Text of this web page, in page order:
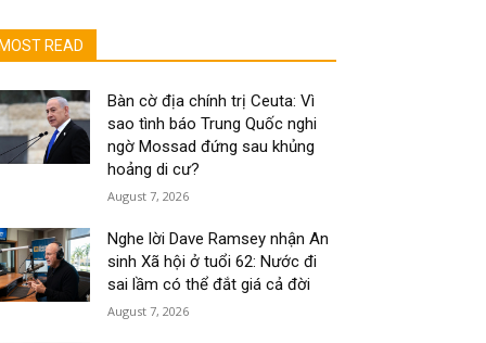
MOST READ
Bàn cờ địa chính trị Ceuta: Vì
sao tình báo Trung Quốc nghi
ngờ Mossad đứng sau khủng
hoảng di cư?
August 7, 2026
Nghe lời Dave Ramsey nhận An
sinh Xã hội ở tuổi 62: Nước đi
sai lầm có thể đắt giá cả đời
August 7, 2026